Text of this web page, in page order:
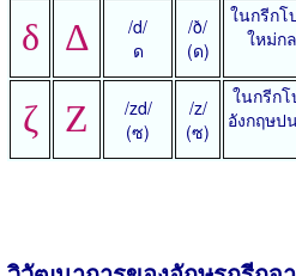
δ Δ
/d/
ด
/ð/
(ด)
ในกรีกโ
ใหม่ก
ζ Ζ
/zd/
(ซ)
/z/
(ซ)
ในกรีก
อังกฤษป